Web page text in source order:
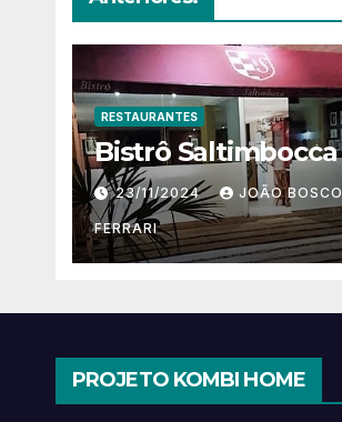
RESTAURANTES
Bistrô Saltimbocca
23/11/2024 JOÃO BOSCO
FERRARI
PROJETO KOMBI HOME